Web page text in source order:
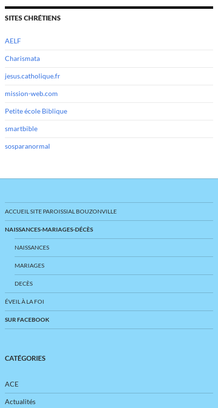
SITES CHRÉTIENS
AELF
Charismata
jesus.catholique.fr
mission-web.com
Petite école Biblique
smartbible
sosparanormal
ACCUEIL SITE PAROISSIAL BOUZONVILLE
NAISSANCES-MARIAGES-DÉCÈS
NAISSANCES
MARIAGES
DECÈS
ÉVEIL À LA FOI
SUR FACEBOOK
CATÉGORIES
ACE
Actualités